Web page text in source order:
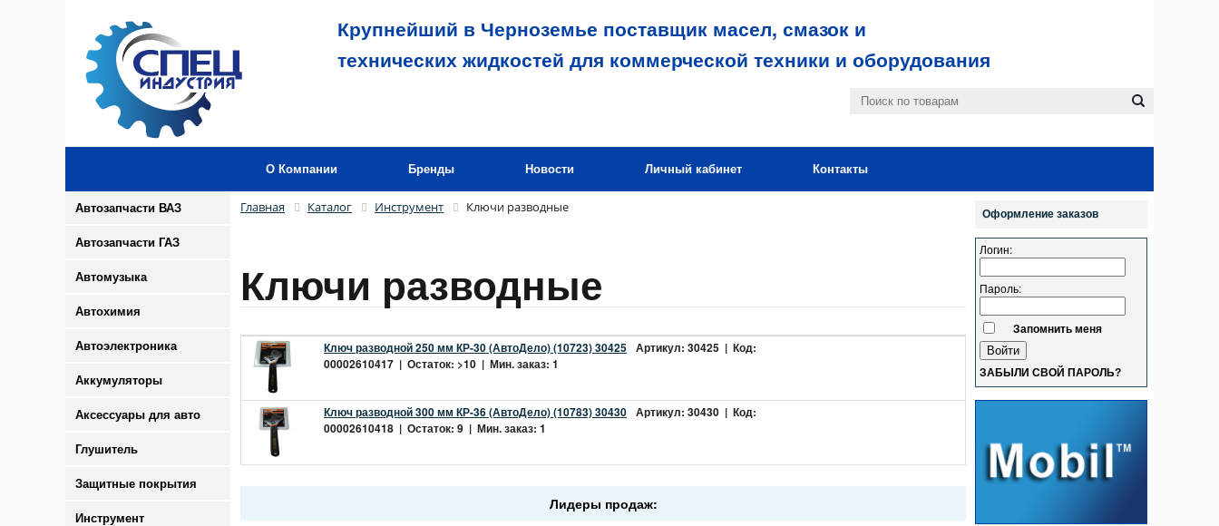
Крупнейший в Черноземье поставщик масел, смазок и
технических жидкостей для коммерческой техники и оборудования
О Компании Бренды Новости Личный кабинет Контакты
Автозапчасти ВАЗ
Автозапчасти ГАЗ
Автомузыка
Автохимия
Автоэлектроника
Аккумуляторы
Аксессуары для авто
Глушитель
Защитные покрытия
Инструмент
Главная Каталог Инструмент Ключи разводные
Ключи разводные
Ключ разводной 250 мм КР-30 (АвтоДело) (10723) 30425 Артикул: 30425 | Код:
00002610417 | Остаток: >10 | Мин. заказ: 1
Ключ разводной 300 мм КР-36 (АвтоДело) (10783) 30430 Артикул: 30430 | Код:
00002610418 | Остаток: 9 | Мин. заказ: 1
Лидеры продаж:
Оформление заказов
Логин:
Пароль:
Запомнить меня
ЗАБЫЛИ СВОЙ ПАРОЛЬ?